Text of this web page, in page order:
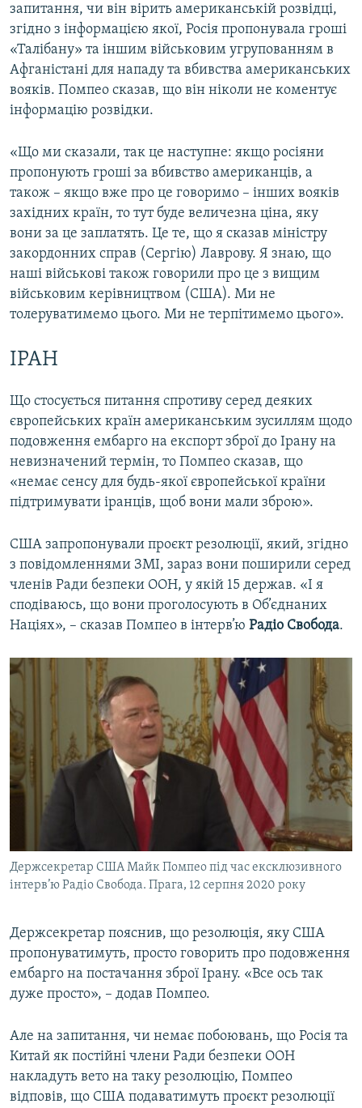
запитання, чи він вірить американській розвідці,
згідно з інформацією якої, Росія пропонувала гроші
«Талібану» та іншим військовим угрупованням в
Афганістані для нападу та вбивства американських
вояків. Помпео сказав, що він ніколи не коментує
інформацію розвідки.
«Що ми сказали, так це наступне: якщо росіяни
пропонують гроші за вбивство американців, а
також – якщо вже про це говоримо – інших вояків
західних країн, то тут буде величезна ціна, яку
вони за це заплатять. Це те, що я сказав міністру
закордонних справ (Сергію) Лаврову. Я знаю, що
наші військові також говорили про це з вищим
військовим керівництвом (США). Ми не
толеруватимемо цього. Ми не терпітимемо цього».
ІРАН
Що стосується питання спротиву серед деяких
європейських країн американським зусиллям щодо
подовження ембарго на експорт зброї до Ірану на
невизначений термін, то Помпео сказав, що
«немає сенсу для будь-якої європейської країни
підтримувати іранців, щоб вони мали зброю».
США запропонували проєкт резолюції, який, згідно
з повідомленнями ЗМІ, зараз вони поширили серед
членів Ради безпеки ООН, у якій 15 держав. «І я
сподіваюсь, що вони проголосують в Об’єднаних
Націях», – сказав Помпео в інтерв’ю Радіо Свобода.
Держсекретар США Майк Помпео під час ексклюзивного
інтерв’ю Радіо Свобода. Прага, 12 серпня 2020 року
Держсекретар пояснив, що резолюція, яку США
пропонуватимуть, просто говорить про подовження
ембарго на постачання зброї Ірану. «Все ось так
дуже просто», – додав Помпео.
Але на запитання, чи немає побоювань, що Росія та
Китай як постійні члени Ради безпеки ООН
накладуть вето на таку резолюцію, Помпео
відповів, що США подаватимуть проєкт резолюції